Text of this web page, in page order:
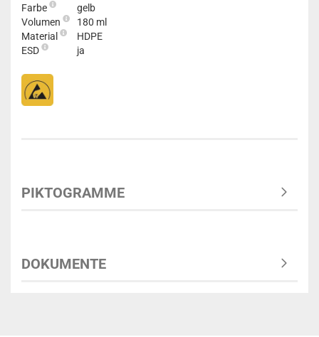
Farbe
gelb
Volumen
180 ml
Material
HDPE
ESD
ja
PIKTOGRAMME
DOKUMENTE